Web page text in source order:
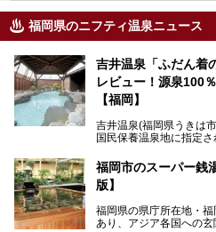
福岡県のニフティ温泉ニュース
吉井温泉「ふだん着
レビュー！源泉100
【福岡】
吉井温泉(福岡県うきは
国民保養温泉地に指定さ
す。
「ふだん着の温泉 鶴は
住民や温泉ファンに愛
帰り入浴し、自慢の温
福岡市のスーパー銭
版】
福岡県の県庁所在地・
あり、アジア各国への玄